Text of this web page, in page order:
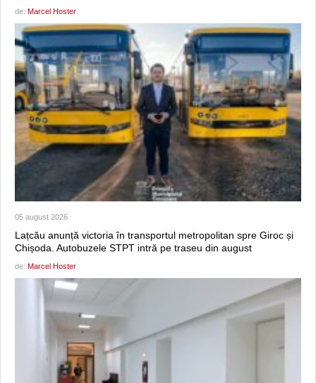
de: Marcel Hoster
05 august 2026
Lațcău anunță victoria în transportul metropolitan spre Giroc și
Chișoda. Autobuzele STPT intră pe traseu din august
de: Marcel Hoster